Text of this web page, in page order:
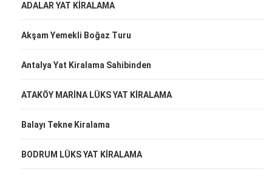
ADALAR YAT KİRALAMA
Akşam Yemekli Boğaz Turu
Antalya Yat Kiralama Sahibinden
ATAKÖY MARİNA LÜKS YAT KİRALAMA
Balayı Tekne Kiralama
BODRUM LÜKS YAT KİRALAMA